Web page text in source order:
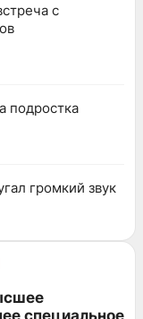
с
подростка
громкий звук
специальное